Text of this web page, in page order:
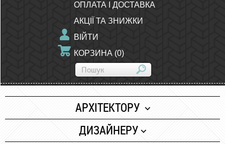
ОПЛАТА І ДОСТАВКА
АКЦІЇ ТА ЗНИЖКИ
ВІЙТИ
КОРЗИНА (0)
АРХІТЕКТОРУ
Папір
ДИЗАЙНЕРУ